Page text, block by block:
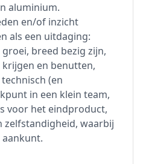
aluminium.
en/of inzicht
als een uitdaging:
breed bezig zijn,
en benutten,
(en
in een klein team,
voor het eindproduct,
zelfstandigheid, waarbij